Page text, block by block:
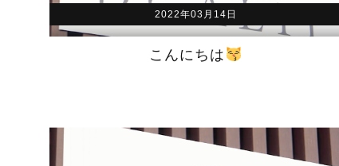
2022年03月14日
こんにちは